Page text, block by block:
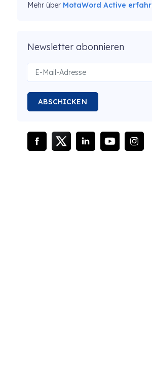
Mehr über MotaWord Active
Newsletter abonnieren
ABSCHICKEN